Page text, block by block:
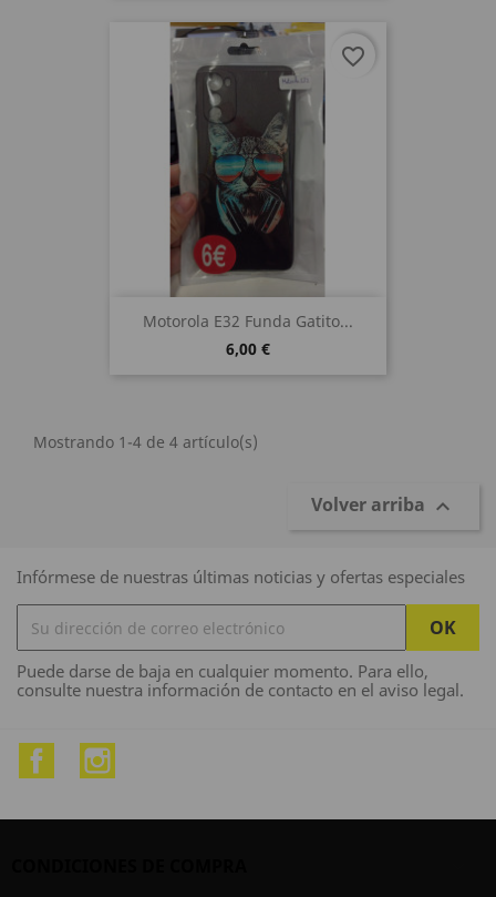
Motorola E32 Funda Gatito...
6,00 €
favorite_border
Mostrando 1-4 de 4 artículo(s)
Volver arriba 
Infórmese de nuestras últimas noticias y ofertas especiales
Puede darse de baja en cualquier momento. Para ello,
consulte nuestra información de contacto en el aviso legal.
Facebook